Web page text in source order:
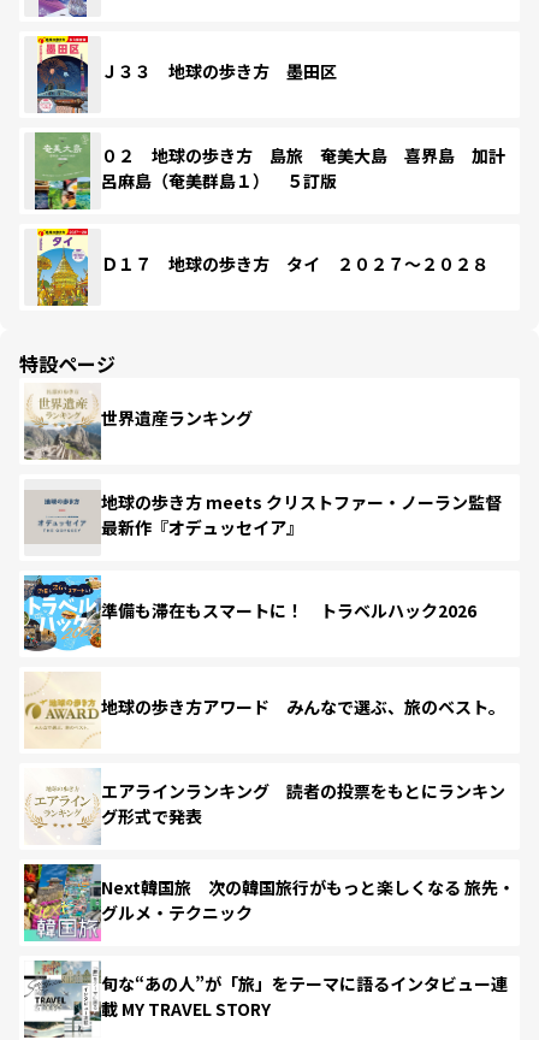
Ｊ３３ 地球の歩き方 墨田区
０２ 地球の歩き方 島旅 奄美大島 喜界島 加計
呂麻島（奄美群島１） ５訂版
Ｄ１７ 地球の歩き方 タイ ２０２７～２０２８
特設ページ
世界遺産ランキング
地球の歩き方 meets クリストファー・ノーラン監督
最新作『オデュッセイア』
準備も滞在もスマートに！ トラベルハック2026
地球の歩き方アワード みんなで選ぶ、旅のベスト。
エアラインランキング 読者の投票をもとにランキン
グ形式で発表
Next韓国旅 次の韓国旅行がもっと楽しくなる 旅先・
グルメ・テクニック
旬な“あの人”が「旅」をテーマに語るインタビュー連
載 MY TRAVEL STORY